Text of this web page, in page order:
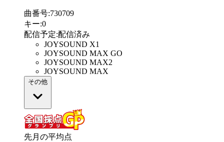
曲番号:730709
キー:0
配信予定:配信済み
JOYSOUND X1
JOYSOUND MAX GO
JOYSOUND MAX2
JOYSOUND MAX
その他
先月の平均点